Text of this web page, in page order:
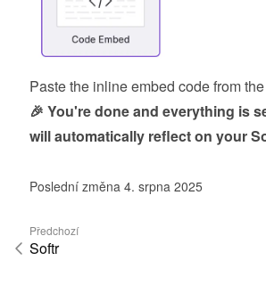
Paste the inline embed code from the
🎉 You're done and everything is
will automatically reflect on your
Poslední změna 4. srpna 2025
Předchozí
Softr